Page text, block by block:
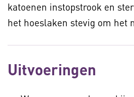
katoenen instopstrook en
het hoeslaken stevig om het
Uitvoeringen